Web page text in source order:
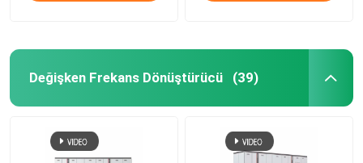
Değişken Frekans Dönüştürücü (39)